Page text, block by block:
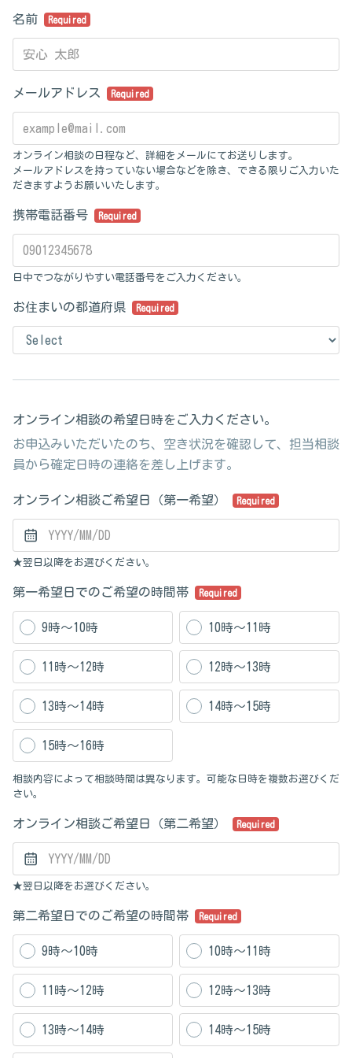
名前 Required
メールアドレス Required
オンライン相談の日程など、詳細をメールにてお送りします。
メールアドレスを持っていない場合などを除き、できる限りご入力いた
だきますようお願いいたします。
携帯電話番号 Required
日中でつながりやすい電話番号をご入力ください。
お住まいの都道府県 Required
オンライン相談の希望日時をご入力ください。
お申込みいただいたのち、空き状況を確認して、担当相談
員から確定日時の連絡を差し上げます。
オンライン相談ご希望日（第一希望） Required
★翌日以降をお選びください。
第一希望日でのご希望の時間帯 Required
9時～10時 10時～11時
11時～12時 12時～13時
13時～14時 14時～15時
15時～16時
相談内容によって相談時間は異なります。可能な日時を複数お選びくだ
さい。
オンライン相談ご希望日（第二希望） Required
★翌日以降をお選びください。
第二希望日でのご希望の時間帯 Required
9時～10時 10時～11時
11時～12時 12時～13時
13時～14時 14時～15時